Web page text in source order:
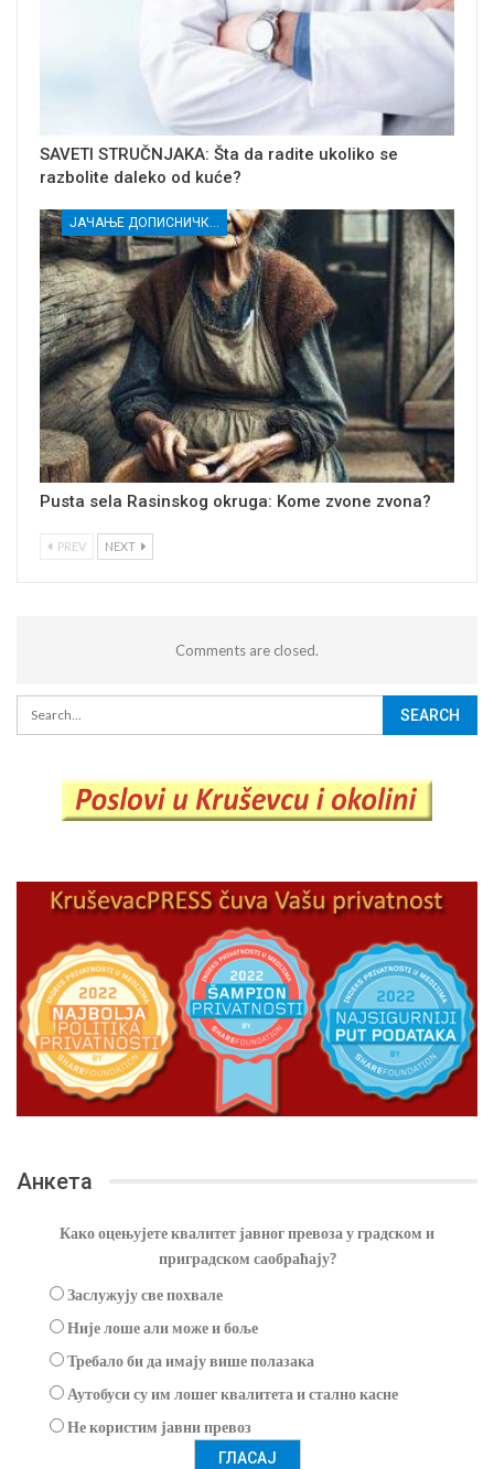
SAVETI STRUČNJAKA: Šta da radite ukoliko se
razbolite daleko od kuće?
ЈАЧАЊЕ ДОПИСНИЧКЕ МРЕЖЕ НЕЗАВИСНИХ МЕДИЈА У РАСИНСКОМ ОКРУГУ
Pusta sela Rasinskog okruga: Kome zvone zvona?
PREV NEXT
Comments are closed.
Анкета
Како оцењујете квалитет јавног превоза у градском и
приградском саобраћају?
Заслужују све похвале
Није лоше али може и боље
Требало би да имају више полазака
Аутобуси су им лошег квалитета и стално касне
Не користим јавни превоз